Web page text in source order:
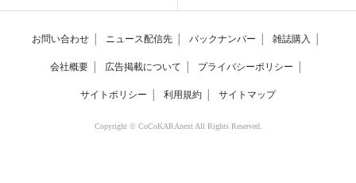
お問い合わせ ニュース配信先 バックナンバー 雑誌購入
会社概要 広告掲載について プライバシーポリシー
サイトポリシー 利用規約 サイトマップ
Copyright © CoCoKARAnext All Rights Reserved.